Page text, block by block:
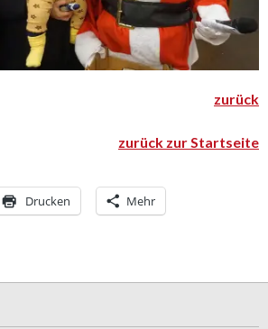
zurück
zurück zur Startseite
Drucken Mehr